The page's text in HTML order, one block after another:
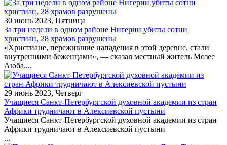
30 июнь 2023, Пятница
За три недели в одном районе Нигерии убиты сотни
христиан, 28 храмов разрушены
«Христиане, пережившие нападения в этой деревне, стали
внутренними беженцами», — сказал местный житель Мозес
Аюба....
29 июнь 2023, Четверг
Учащиеся Санкт-Петербургской духовной академии из стран
Африки трудничают в Алексиевской пустыни
Учащиеся Санкт-Петербургской духовной академии из стран
Африки трудничают в Алексиевской пустыни
...